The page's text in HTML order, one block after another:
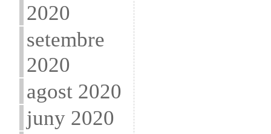
2020
setembre
2020
agost 2020
juny 2020